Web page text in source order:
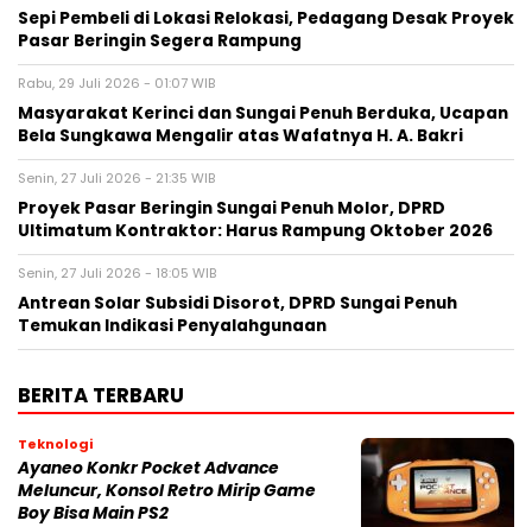
Sepi Pembeli di Lokasi Relokasi, Pedagang Desak Proyek
Pasar Beringin Segera Rampung
Rabu, 29 Juli 2026 - 01:07 WIB
Masyarakat Kerinci dan Sungai Penuh Berduka, Ucapan
Bela Sungkawa Mengalir atas Wafatnya H. A. Bakri
Senin, 27 Juli 2026 - 21:35 WIB
Proyek Pasar Beringin Sungai Penuh Molor, DPRD
Ultimatum Kontraktor: Harus Rampung Oktober 2026
Senin, 27 Juli 2026 - 18:05 WIB
Antrean Solar Subsidi Disorot, DPRD Sungai Penuh
Temukan Indikasi Penyalahgunaan
BERITA TERBARU
Teknologi
Ayaneo Konkr Pocket Advance
Meluncur, Konsol Retro Mirip Game
Boy Bisa Main PS2